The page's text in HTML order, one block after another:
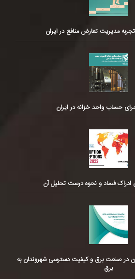
حساب واحد خزانه در ایران
فساد و نحوه درست تحلیل آن
در صنعت برق و کیفیت دسترسی شهروندان به
برق